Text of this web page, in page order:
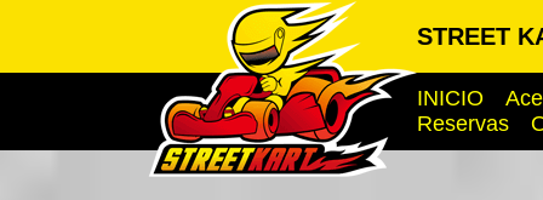
STREET
INICIO
Reservas